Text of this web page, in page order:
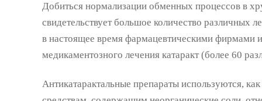
Добиться нормализации обменных процессов в
свидетельствует большое количество различных
в настоящее время фармацевтическими фирмами
медикаментозного лечения катаракт (более 60
Антикатарактальные препараты используются,